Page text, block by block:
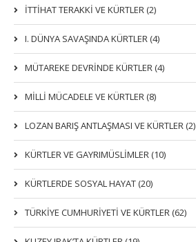
İTTIHAT TERAKKI VE KÜRTLER (2)
I. DÜNYA SAVAŞINDA KÜRTLER (4)
MÜTAREKE DEVRİNDE KÜRTLER (4)
MİLLİ MÜCADELE VE KÜRTLER (8)
LOZAN BARIŞ ANTLAŞMASI VE KÜRTLER (2)
KÜRTLER VE GAYRIMÜSLIMLER (10)
KÜRTLERDE SOSYAL HAYAT (20)
TÜRKİYE CUMHURİYETİ VE KÜRTLER (62)